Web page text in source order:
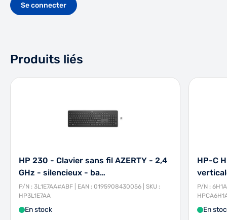
Se connecter
Produits liés
HP 230 - Clavier sans fil AZERTY - 2,4
GHz - silencieux - ba…
P/N : 3L1E7AA#ABF | EAN : 0195908430056 | SKU :
HP3L1E7AA
En stock
HP-C
P/N :
En